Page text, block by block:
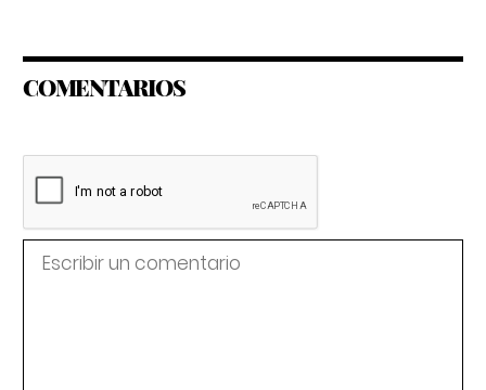
COMENTARIOS